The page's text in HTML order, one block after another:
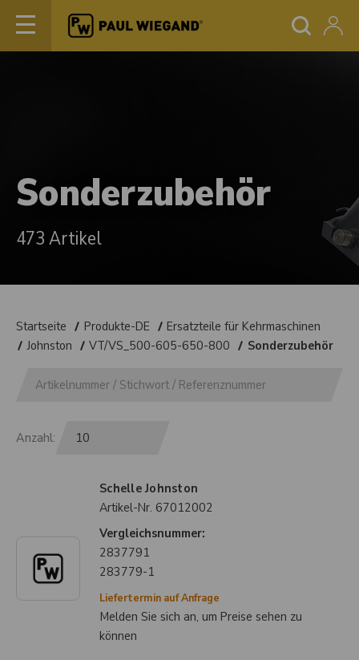
Sonderzubehör
473 Artikel
Startseite Produkte-DE
Ersatzteile für Kehrmaschinen
Johnston
VT/VS_500-605-650-800 Sonderzubehör
Anzahl:
Schelle Johnston
Artikel-Nr. 67012002
Vergleichsnummer:
2837791
283779-1
Liefertermin auf Anfrage
Melden Sie sich an, um Preise sehen zu
können